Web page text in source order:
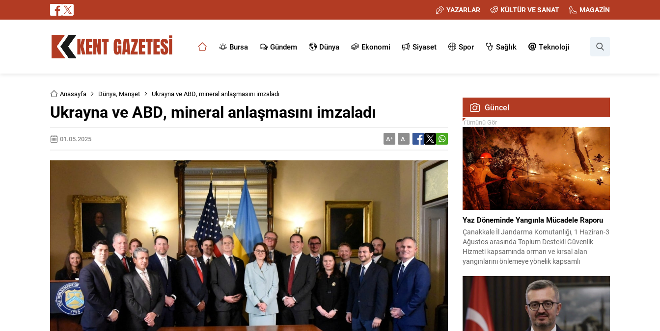
YAZARLAR KÜLTÜR VE SANAT MAGAZİN
Bursa Gündem Dünya Ekonomi Siyaset Spor Sağlık Teknoloji
Anasayfa Dünya, Manşet Ukrayna ve ABD, mineral anlaşmasını imzaladı
Ukrayna ve ABD, mineral anlaşmasını imzaladı
01.05.2025 A+ A-
Güncel
Tümünü Gör
Yaz Döneminde Yangınla Mücadele Raporu
Çanakkale İl Jandarma Komutanlığı, 1 Haziran-3
Ağustos arasında Toplum Destekli Güvenlik
Hizmeti kapsamında orman ve kırsal alan
yangınlarını önlemeye yönelik kapsamlı
görev yapan 178 tim ve 742 personel, sahada
aktif olarak halkı bilinçlendirdi ve denetim
faaliyetleri gerçekleştirdi. Faaliyetler esnasında
bin 315 biçerdöver ve balya...